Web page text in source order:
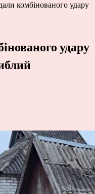
комбінованого удару
удару